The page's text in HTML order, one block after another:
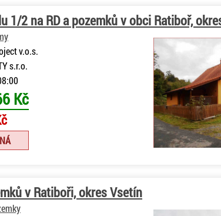
1/2 na RD a pozemků v obci Ratiboř,
v.o.s.
s.r.o.
Kč
v Ratiboři, okres Vsetín